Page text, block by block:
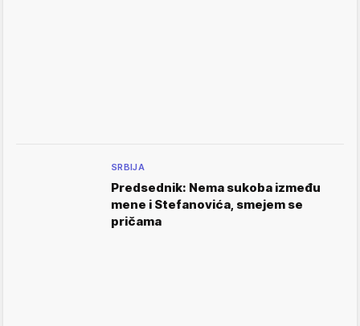
SRBIJA
Predsednik: Nema sukoba između
mene i Stefanovića, smejem se
pričama